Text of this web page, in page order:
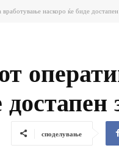
наскоро ќе биде достапен
споделување